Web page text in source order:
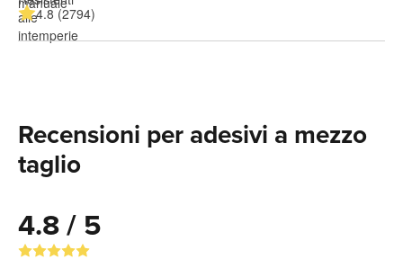
4.8 (2794)
Recensioni per adesivi a mezzo
taglio
4.8 / 5